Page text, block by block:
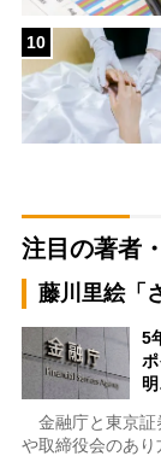
10
注目の著者
藤川里絵「
5
金融庁と東京証
や取締役会のあ